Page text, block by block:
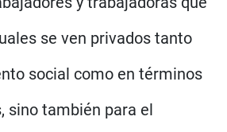
se ven privados tanto
social como en términos
sino también para el